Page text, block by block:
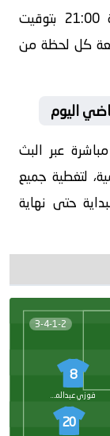
لراحة المتابعين، تبدأ المباراة عند الساعة 21:00 بتوقيت
كل لحظة من
اليوم
عبر البث
لتغطية جميع
حتى نهاية
3-4-1-2
8
فوزي عبدالمطلب
20